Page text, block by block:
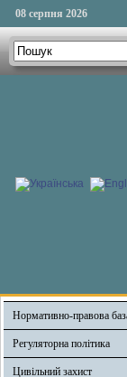
08 серпня 2026
Нормативно-правова
Регуляторна політика
Цивільний захист